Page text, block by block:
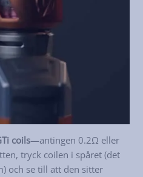
coils—antingen 0.2Ω eller
tryck coilen i spåret (det
och se till att den sitter